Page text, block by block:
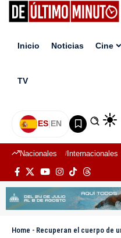
Inicio Noticias Cine
TV
ES|EN
Nacionales Internacionales
Home - Recuperan el cuerpo de una